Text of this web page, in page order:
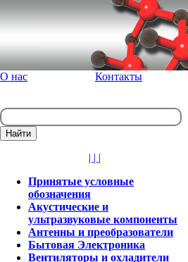
О нас Контакты
| | |
Принятые условные
обозначения
Акустические и
ультразвуковые компоненты
Антенны и преобразователи
Бытовая Электроника
Вентиляторы и охладители